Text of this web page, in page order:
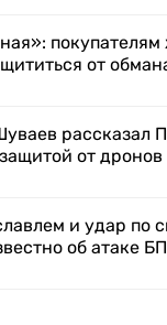
покупателям
от
рассказал
от дронов
и удар по
об атаке